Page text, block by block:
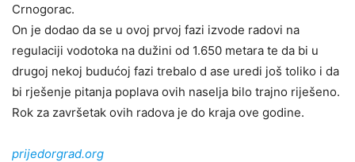
Crnogorac.
On je dodao da se u ovoj prvoj fazi izvode radovi na
regulaciji vodotoka na dužini od 1.650 metara te da bi u
drugoj nekoj budućoj fazi trebalo d ase uredi još toliko i da
bi rješenje pitanja poplava ovih naselja bilo trajno riješeno.
Rok za završetak ovih radova je do kraja ove godine.
prijedorgrad.org